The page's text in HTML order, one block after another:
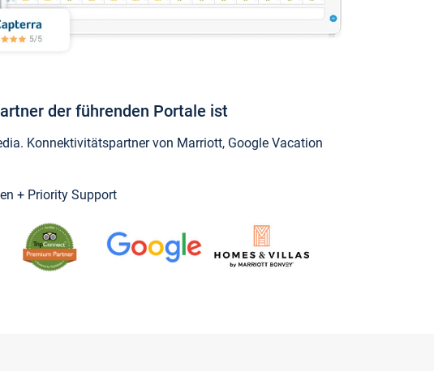
der führenden Portale ist
Konnektivitätspartner von Marriott, Google Vacation
+ Priority Support